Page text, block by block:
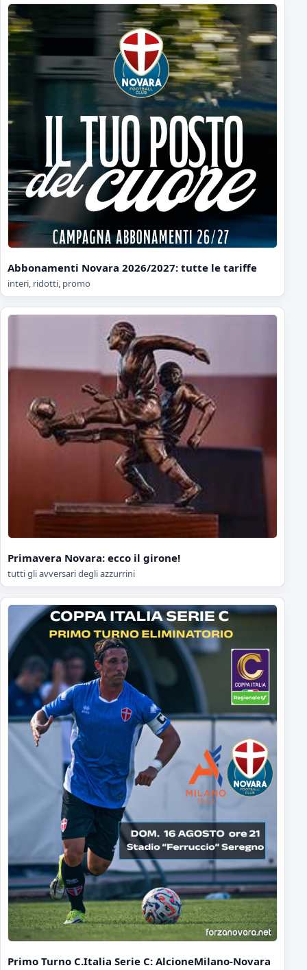
Abbonamenti Novara 2026/2027: tutte le tariffe
interi, ridotti, promo
Primavera Novara: ecco il girone!
tutti gli avversari degli azzurrini
Primo Turno C.Italia Serie C: AlcioneMilano-Novara